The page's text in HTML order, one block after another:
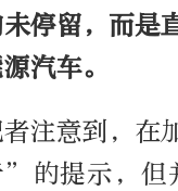
停留，而是
汽车。
者注意到，在
的提示，但